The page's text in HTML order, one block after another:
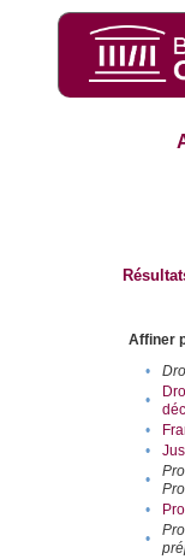
Affiner
•
•
•
•
•
•
•